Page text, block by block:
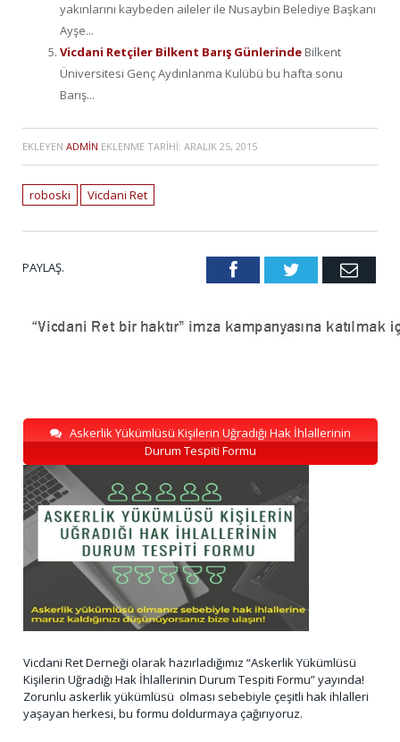
yakınlarını kaybeden aileler ile Nusaybin Belediye Başkanı
Ayşe...
Vicdani Retçiler Bilkent Barış Günlerinde Bilkent
Üniversitesi Genç Aydınlanma Kulübü bu hafta sonu
Barış...
EKLEYEN ADMIN EKLENME TARIHI: ARALIK 25, 2015
roboski Vicdani Ret
PAYLAŞ. FacebookTwitter Email
Askerlik Yükümlüsü Kişilerin Uğradığı Hak İhlallerinin
Durum Tespiti Formu
Vicdani Ret Derneği olarak hazırladığımız “Askerlik Yükümlüsü
Kişilerin Uğradığı Hak İhlallerinin Durum Tespiti Formu” yayında!
Zorunlu askerlik yükümlüsü olması sebebiyle çeşitli hak ihlalleri
yaşayan herkesi, bu formu doldurmaya çağırıyoruz.